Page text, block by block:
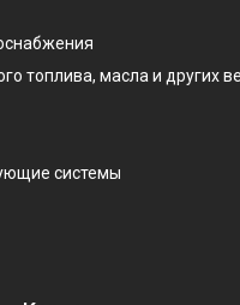
топлива, масла и других
системы